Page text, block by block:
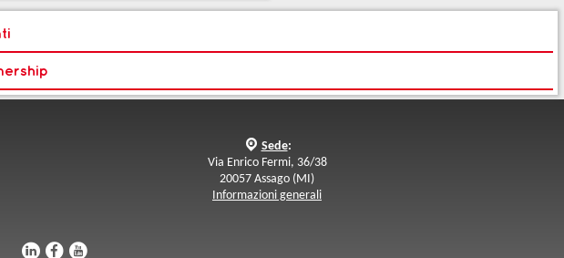
q Sede:
Via Enrico Fermi, 36/38
20057 Assago (MI)
Informazioni generali
u s v